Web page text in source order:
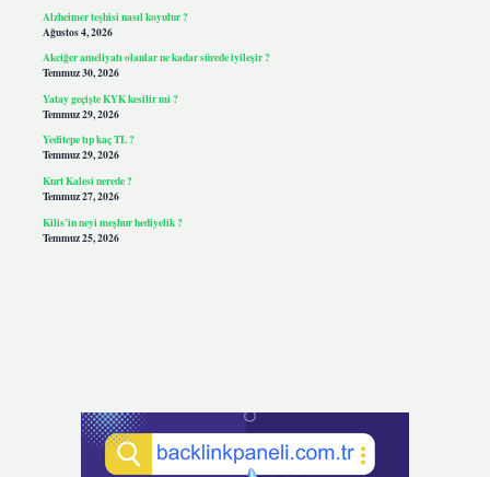
Alzheimer teşhisi nasıl koyulur ?
Ağustos 4, 2026
Akciğer ameliyatı olanlar ne kadar sürede iyileşir ?
Temmuz 30, 2026
Yatay geçişte KYK kesilir mi ?
Temmuz 29, 2026
Yeditepe tıp kaç TL ?
Temmuz 29, 2026
Kurt Kalesi nerede ?
Temmuz 27, 2026
Kilis’in neyi meşhur hediyelik ?
Temmuz 25, 2026